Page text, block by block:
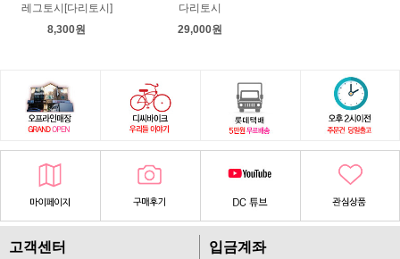
레그토시[다리토시]
8,300원
다리토시
29,000원
고객센터
입금계좌